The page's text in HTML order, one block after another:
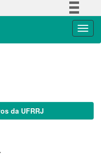
da UFRRJ